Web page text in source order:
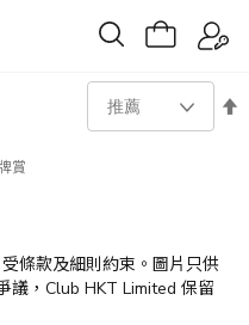
賞
條款及細則約束。 圖片只供
議 ，Club HKT Limited 保留
設